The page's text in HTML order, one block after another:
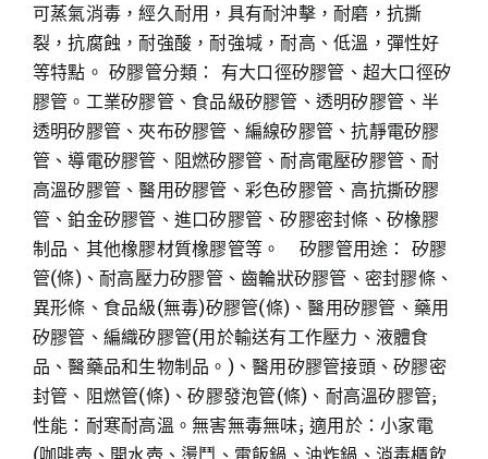
可蒸氣消毒，經久耐用，具有耐沖擊，耐磨，抗撕
裂，抗腐蝕，耐強酸，耐強堿，耐高、低溫，彈性好
等特點。 矽膠管分類： 有大口徑矽膠管、超大口徑矽
膠管。工業矽膠管、食品級矽膠管、透明矽膠管、半
透明矽膠管、夾布矽膠管、編線矽膠管、抗靜電矽膠
管、導電矽膠管、阻燃矽膠管、耐高電壓矽膠管、耐
高溫矽膠管、醫用矽膠管、彩色矽膠管、高抗撕矽膠
管、鉑金矽膠管、進口矽膠管、矽膠密封條、矽橡膠
制品、其他橡膠材質橡膠管等。 矽膠管用途： 矽膠
管(條)、耐高壓力矽膠管、齒輪狀矽膠管、密封膠條、
異形條、食品級(無毒)矽膠管(條)、醫用矽膠管、藥用
矽膠管、編織矽膠管(用於輸送有工作壓力、液體食
品、醫藥品和生物制品。)、醫用矽膠管接頭、矽膠密
封管、阻燃管(條)、矽膠發泡管(條)、耐高溫矽膠管;
性能：耐寒耐高溫。無害無毒無味; 適用於：小家電
(咖啡壺、開水壺、燙鬥、電飯鍋、油炸鍋、消毒櫃飲